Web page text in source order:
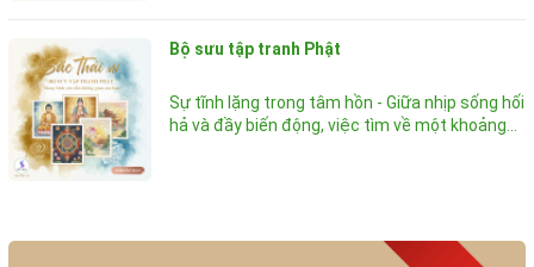
Bộ sưu tập tranh Phật
Sự tĩnh lặng trong tâm hồn - Giữa nhịp sống hối
hả và đầy biến động, việc tìm về một khoảng